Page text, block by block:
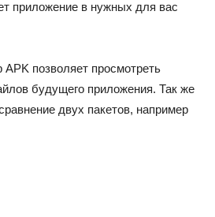
приложение в нужных для вас
APK позволяет просмотреть
будущего приложения. Так же
двух пакетов, например